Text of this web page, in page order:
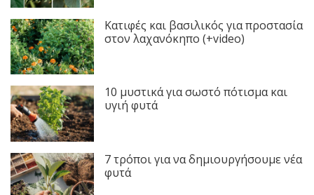
Κατιφές και βασιλικός για προστασία
στον λαχανόκηπο (+video)
10 μυστικά για σωστό πότισμα και
υγιή φυτά
7 τρόποι για να δημιουργήσουμε νέα
φυτά